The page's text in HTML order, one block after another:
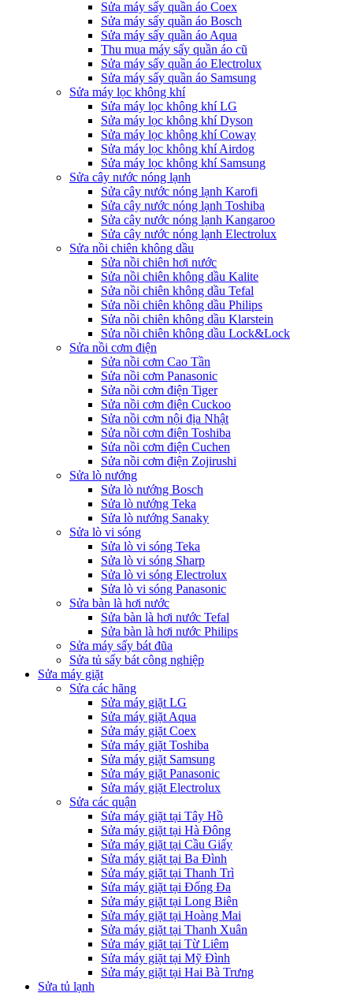
Sửa máy sấy quần áo Coex
Sửa máy sấy quần áo Bosch
Sửa máy sấy quần áo Aqua
Thu mua máy sấy quần áo cũ
Sửa máy sấy quần áo Electrolux
Sửa máy sấy quần áo Samsung
Sửa máy lọc không khí
Sửa máy lọc không khí LG
Sửa máy lọc không khí Dyson
Sửa máy lọc không khí Coway
Sửa máy lọc không khí Airdog
Sửa máy lọc không khí Samsung
Sửa cây nước nóng lạnh
Sửa cây nước nóng lạnh Karofi
Sửa cây nước nóng lạnh Toshiba
Sửa cây nước nóng lạnh Kangaroo
Sửa cây nước nóng lạnh Electrolux
Sửa nồi chiên không dầu
Sửa nồi chiên hơi nước
Sửa nồi chiên không dầu Kalite
Sửa nồi chiên không dầu Tefal
Sửa nồi chiên không dầu Philips
Sửa nồi chiên không dầu Klarstein
Sửa nồi chiên không dầu Lock&Lock
Sửa nồi cơm điện
Sửa nồi cơm Cao Tần
Sửa nồi cơm Panasonic
Sửa nồi cơm điện Tiger
Sửa nồi cơm điện Cuckoo
Sửa nồi cơm nội địa Nhật
Sửa nồi cơm điện Toshiba
Sửa nồi cơm điện Cuchen
Sửa nồi cơm điện Zojirushi
Sửa lò nướng
Sửa lò nướng Bosch
Sửa lò nướng Teka
Sửa lò nướng Sanaky
Sửa lò vi sóng
Sửa lò vi sóng Teka
Sửa lò vi sóng Sharp
Sửa lò vi sóng Electrolux
Sửa lò vi sóng Panasonic
Sửa bàn là hơi nước
Sửa bàn là hơi nước Tefal
Sửa bàn là hơi nước Philips
Sửa máy sấy bát đũa
Sửa tủ sấy bát công nghiệp
Sửa máy giặt
Sửa các hãng
Sửa máy giặt LG
Sửa máy giặt Aqua
Sửa máy giặt Coex
Sửa máy giặt Toshiba
Sửa máy giặt Samsung
Sửa máy giặt Panasonic
Sửa máy giặt Electrolux
Sửa các quận
Sửa máy giặt tại Tây Hồ
Sửa máy giặt tại Hà Đông
Sửa máy giặt tại Cầu Giấy
Sửa máy giặt tại Ba Đình
Sửa máy giặt tại Thanh Trì
Sửa máy giặt tại Đống Đa
Sửa máy giặt tại Long Biên
Sửa máy giặt tại Hoàng Mai
Sửa máy giặt tại Thanh Xuân
Sửa máy giặt tại Từ Liêm
Sửa máy giặt tại Mỹ Đình
Sửa máy giặt tại Hai Bà Trưng
Sửa tủ lạnh